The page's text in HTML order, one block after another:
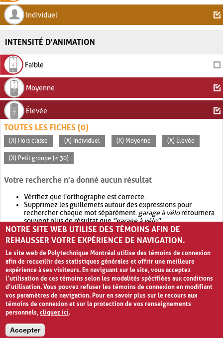
Individuel
INTENSITÉ D'ANIMATION
Faible
Moyenne
Élevée
TOUTES LES FICHES (0)
(X) Hors classe (X) Individuel (X) Moyenne (X) Élevée
(X) Petit groupe (< 30)
Votre recherche n'a donné aucun résultat
Vérifiez que l'orthographe est correcte.
Supprimez les guillemets autour des expressions pour
rechercher chaque mot séparément. garage à véloretournera
souvent plus de résultat que"garage à vélo".
Envisagez d'élargir votre recherche avec OR.garage OR vélo
retournera souvent plus de résultat quegarage à vélo
NOTRE SITE WEB UTILISE DES TÉMOINS AFIN DE
REHAUSSER VOTRE EXPÉRIENCE DE NAVIGATION.
Le site web de Polytechnique Montréal utilise des témoins de connexion
afin de recueillir des statistiques générales et offrir une meilleure
expérience à ses visiteurs. En naviguant sur le site, vous acceptez
l’utilisation de ces témoins selon les modalités spécifiées aux conditions
d’utilisation. Vous pouvez refuser les témoins de connexion en modifiant
vos paramètres de navigation. Pour en savoir plus sur le recours aux
témoins de connexion et sur la protection de vos renseignements
personnels,cliquez ici.
Accepter